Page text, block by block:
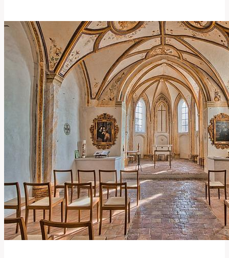
Význam
Této
Kontroverzní
Fráze